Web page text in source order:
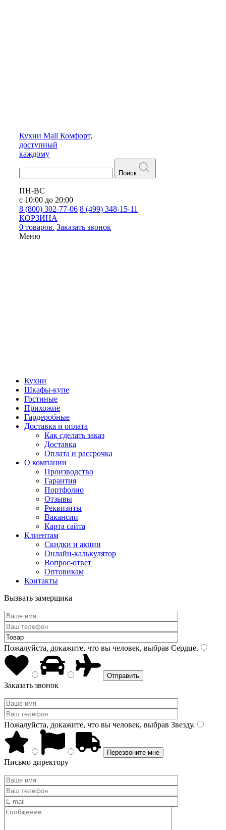
Кухни Mall Комфорт,
доступный
каждому
Поиск
ПН-ВС
с 10:00 до 20:00
8 (800) 302-77-06 8 (499) 348-15-11
КОРЗИНА
0 товаров. Заказать звонок
Меню
Кухни
Шкафы-купе
Гостиные
Прихожие
Гардеробные
Доставка и оплата
Как сделать заказ
Доставка
Оплата и рассрочка
О компании
Производство
Гарантия
Портфолио
Отзывы
Реквизиты
Вакансии
Карта сайта
Клиентам
Скидки и акции
Онлайн-калькулятор
Вопрос-ответ
Оптовикам
Контакты
Вызвать замерщика
Пожалуйста, докажите, что вы человек, выбрав Сердце.
Заказать звонок
Пожалуйста, докажите, что вы человек, выбрав Звезду.
Письмо директору